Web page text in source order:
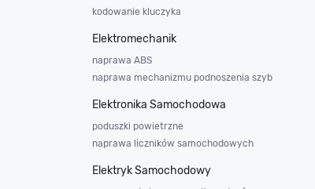
kodowanie kluczyka
Elektromechanik
naprawa ABS
naprawa mechanizmu podnoszenia szyb
Elektronika Samochodowa
poduszki powietrzne
naprawa liczników samochodowych
Elektryk Samochodowy